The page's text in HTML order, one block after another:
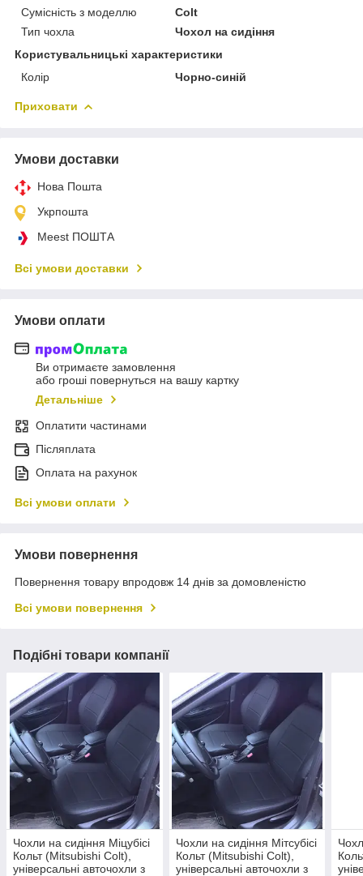
Сумісність з моделлю
Colt
Тип чохла
Чохол на сидіння
Користувальницькі характеристики
Колір
Чорно-синій
Приховати
Умови доставки
Нова Пошта
Укрпошта
Meest ПОШТА
Всі умови доставки
Умови оплати
Ви отримаєте замовлення
або гроші повернуться на вашу картку
Детальніше
Оплатити частинами
Післяплата
Оплата на рахунок
Всі умови оплати
Умови повернення
Повернення товару впродовж 14 днів за домовленістю
Всі умови повернення
Подібні товари компанії
Чохли на сидіння Міцубісі
Кольт (Mitsubishi Colt),
універсальні авточохли з
Чохли на сидіння Мітсубісі
Кольт (Mitsubishi Colt),
універсальні авточохли з